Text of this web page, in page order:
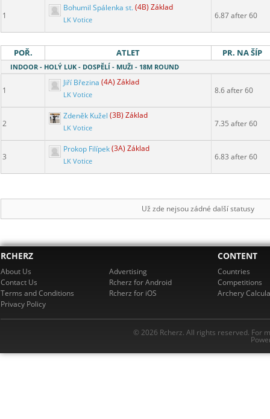
1
Bohumil Spálenka st.(4B) Základ
LK Votice 6.87 after 60
POŘ. ATLET PR. NA ŠÍP
INDOOR - HOLÝ LUK - DOSPĚLÍ - MUŽI - 18M ROUND
1
Jiří Březina (4A) Základ
LK Votice 8.6 after 60
2
Zdeněk Kužel (3B) Základ
LK Votice 7.35 after 60
3
Prokop Filípek(3A) Základ
LK Votice 6.83 after 60
Už zde nejsou zádné další statusy
RCHERZ
About Us
Contact Us
Terms and Conditions
Privacy Policy
Advertising
Rcherz for Android
Rcherz for iOS
CONTENT
Countries
Competitions
Archery
© 2026 Rcherz. All rights reserved. For